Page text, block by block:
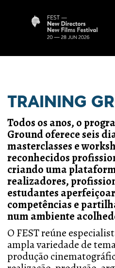
TRAINING
Todos os anos, o
Ground oferece seis
masterclasses e
reconhecidos
criando uma
realizadores,
estudantes
competências e
num ambiente
O FEST reúne
ampla variedade de
produção